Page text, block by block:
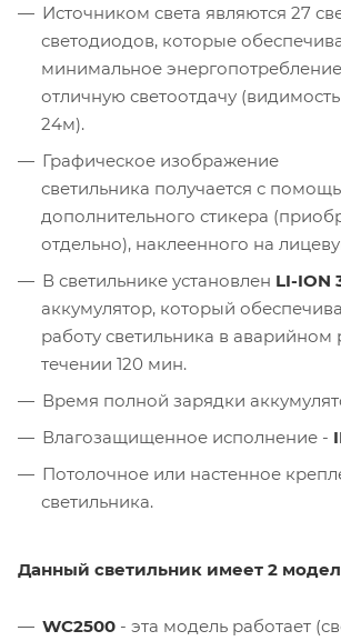
Источником света являются 27
светодиодов, которые
минимальное
отличную светоотдачу
24м).
Графическое изображение
светильника получается с
дополнительного стикера
отдельно), наклеенного на
В светильнике установлен LI-ION
аккумулятор, который
работу светильника в
течении 120 мин.
Время полной зарядки
Влагозащищенное исполнение -
Потолочное или настенное
светильника.
Данный светильник имеет 2
WC2500 - эта модель работает